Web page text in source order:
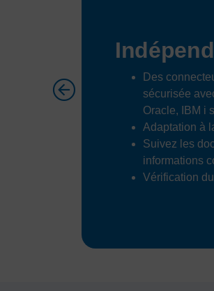
Des
sécurisée
Oracle, IBM i
Adaptation à
Suivez les
informations
Vérification